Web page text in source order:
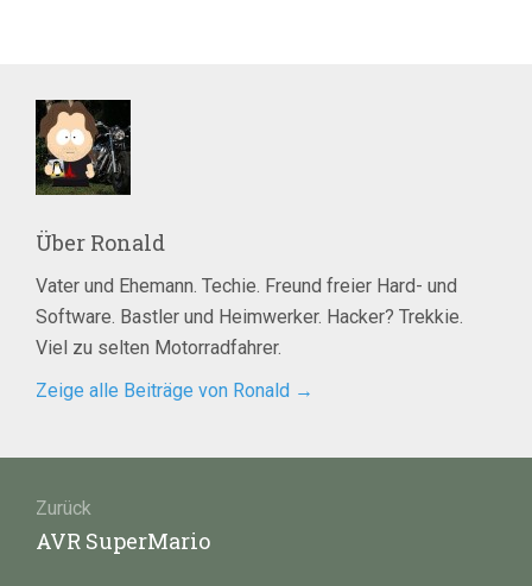
Über Ronald
Vater und Ehemann. Techie. Freund freier Hard- und
Software. Bastler und Heimwerker. Hacker? Trekkie.
Viel zu selten Motorradfahrer.
Zeige alle Beiträge von Ronald →
Zurück
Vorheriger
AVR SuperMario